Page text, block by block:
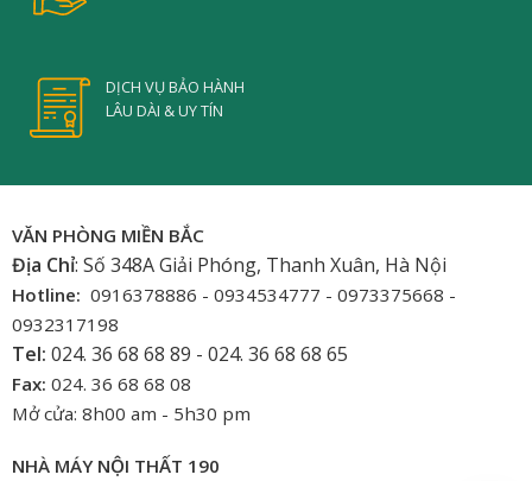
DỊCH VỤ BẢO HÀNH
LÂU DÀI & UY TÍN
VĂN PHÒNG MIỀN BẮC
Địa Chỉ: Số 348A Giải Phóng, Thanh Xuân, Hà Nội
Hotline: 0916378886 - 0934534777 - 0973375668 -
0932317198
Tel: 024. 36 68 68 89 - 024. 36 68 68 65
Fax: 024. 36 68 68 08
Mở cửa: 8h00 am - 5h30 pm
NHÀ MÁY NỘI THẤT 190